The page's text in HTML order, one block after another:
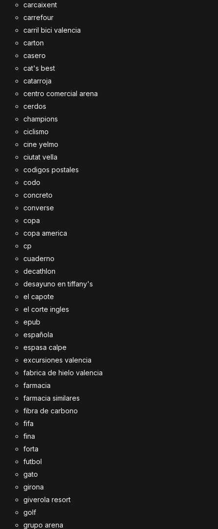
carcaixent
carrefour
carril bici valencia
carton
casero
cat's best
catarroja
centro comercial arena
cerdos
champions
ciclismo
cine yelmo
ciutat vella
codigos postales
codo
concreto
converse
copa
copa america
cp
cuaderno
decathlon
desayuno en tiffany's
el capote
el corte ingles
epub
española
espasa calpe
excursiones valencia
fabrica de hielo valencia
farmacia
farmacia similares
fibra de carbono
fifa
fina
forta
futbol
gato
girona
giverola resort
golf
grupo arena